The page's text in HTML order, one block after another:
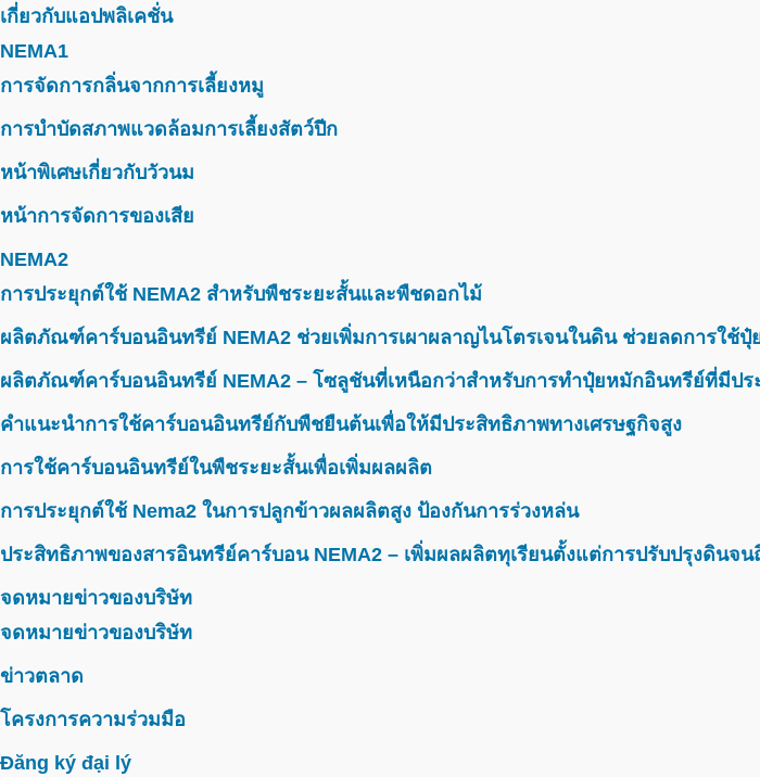
เกี่ยวกับแอปพลิเคชั่น
NEMA1
การจัดการกลิ่นจากการเลี้ยงหมู
การบำบัดสภาพแวดล้อมการเลี้ยงสัตว์ปีก
หน้าพิเศษเกี่ยวกับวัวนม
หน้าการจัดการของเสีย
NEMA2
การประยุกต์ใช้ NEMA2 สำหรับพืชระยะสั้นและพืชดอกไม้
ผลิตภัณฑ์คาร์บอนอินทรีย์ NEMA2 ช่วยเพิ่มการเผาผลาญไนโตรเจนในดิน ช่วยลดการใช้ปุ๋
ผลิตภัณฑ์คาร์บอนอินทรีย์ NEMA2 – โซลูชันที่เหนือกว่าสำหรับการทำปุ๋ยหมักอินทรีย์ที่มีปร
คำแนะนำการใช้คาร์บอนอินทรีย์กับพืชยืนต้นเพื่อให้มีประสิทธิภาพทางเศรษฐกิจสูง
การใช้คาร์บอนอินทรีย์ในพืชระยะสั้นเพื่อเพิ่มผลผลิต
การประยุกต์ใช้ Nema2 ในการปลูกข้าวผลผลิตสูง ป้องกันการร่วงหล่น
ประสิทธิภาพของสารอินทรีย์คาร์บอน NEMA2 – เพิ่มผลผลิตทุเรียนตั้งแต่การปรับปรุงดินจ
จดหมายข่าวของบริษัท
จดหมายข่าวของบริษัท
ข่าวตลาด
โครงการความร่วมมือ
Đăng ký đại lý